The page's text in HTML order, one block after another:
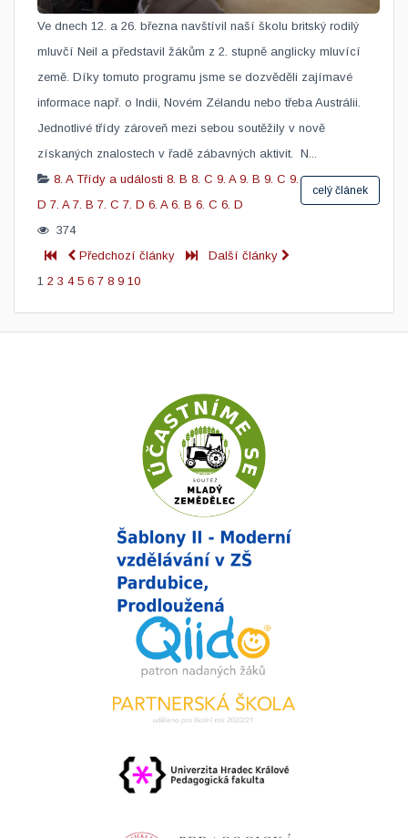
​Ve dnech 12. a 26. března navštívil naší školu britský rodilý
mluvčí Neil a představil žákům z 2. stupně anglicky mluvící
země. Díky tomuto programu jsme se dozvěděli zajímavé
informace např. o Indii, Novém Zélandu nebo třeba Austrálii.
Jednotlivé třídy zároveň mezi sebou soutěžily v nově
získaných znalostech v řadě zábavných aktivit. N...
celý článek
8. A Třídy a události 8. B 8. C 9. A 9. B 9. C 9.
D 7. A 7. B 7. C 7. D 6. A 6. B 6. C 6. D
374
Předchozí články
Další články
1 2 3 4 5 6 7 8 9 10